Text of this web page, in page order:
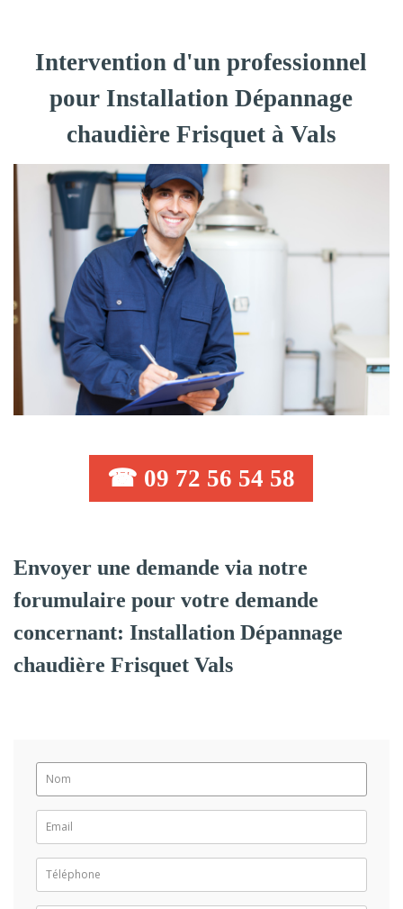
Intervention d'un professionnel
pour Installation Dépannage
chaudière Frisquet à Vals
☎ 09 72 56 54 58
Envoyer une demande via notre
forumulaire pour votre demande
concernant: Installation Dépannage
chaudière Frisquet Vals